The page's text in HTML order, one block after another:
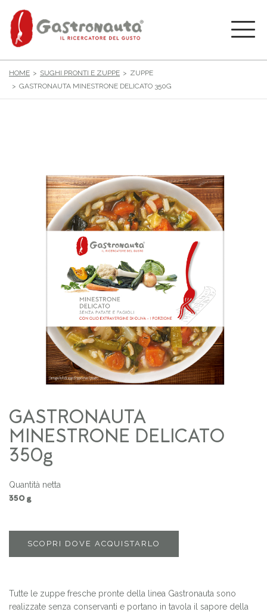
HOME SUGHI PRONTI E ZUPPE
ZUPPE
GASTRONAUTA MINESTRONE DELICATO 350G
GASTRONAUTA
MINESTRONE DELICATO
350g
Quantità netta
350 g
SCOPRI DOVE ACQUISTARLO
Tutte le zuppe fresche pronte della linea Gastronauta sono
realizzate senza conservanti e portano in tavola il sapore della